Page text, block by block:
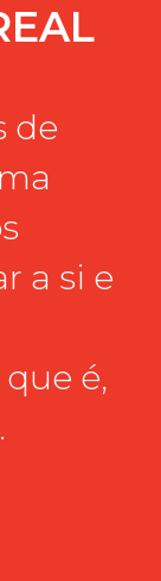
de
a si e
que é,